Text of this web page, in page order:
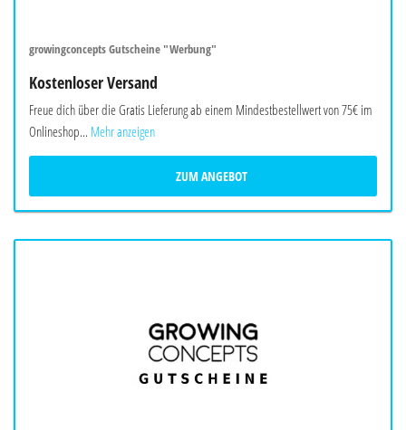
growingconcepts Gutscheine "Werbung"
Kostenloser Versand
Freue dich über die Gratis Lieferung ab einem Mindestbestellwert von 75€ im
Onlineshop... Mehr anzeigen
ZUM ANGEBOT